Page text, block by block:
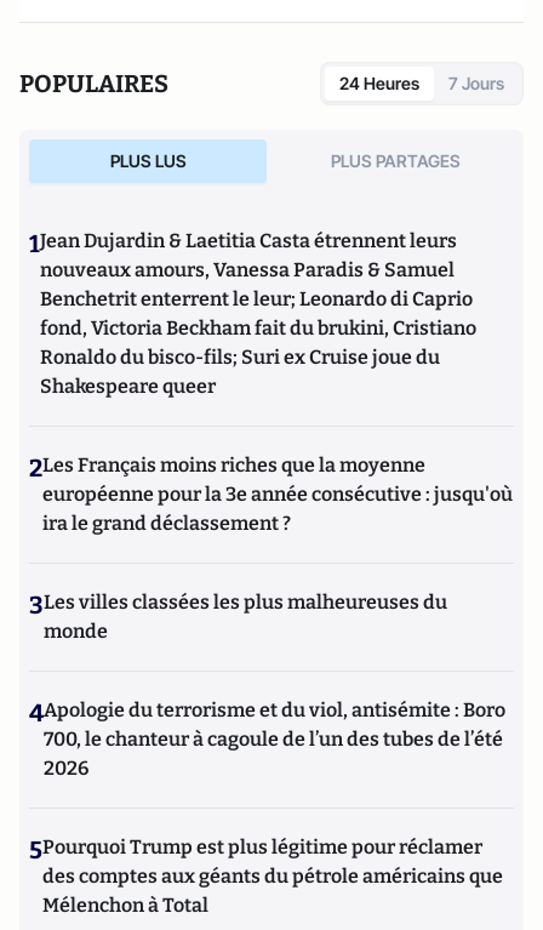
POPULAIRES 24 Heures 7 Jours
PLUS LUS PLUS PARTAGES
1Jean Dujardin & Laetitia Casta étrennent leurs
nouveaux amours, Vanessa Paradis & Samuel
Benchetrit enterrent le leur; Leonardo di Caprio
fond, Victoria Beckham fait du brukini, Cristiano
Ronaldo du bisco-fils; Suri ex Cruise joue du
Shakespeare queer
2Les Français moins riches que la moyenne
européenne pour la 3e année consécutive : jusqu'où
ira le grand déclassement ?
3Les villes classées les plus malheureuses du
monde
4Apologie du terrorisme et du viol, antisémite : Boro
700, le chanteur à cagoule de l’un des tubes de l’été
2026
5Pourquoi Trump est plus légitime pour réclamer
des comptes aux géants du pétrole américains que
Mélenchon à Total